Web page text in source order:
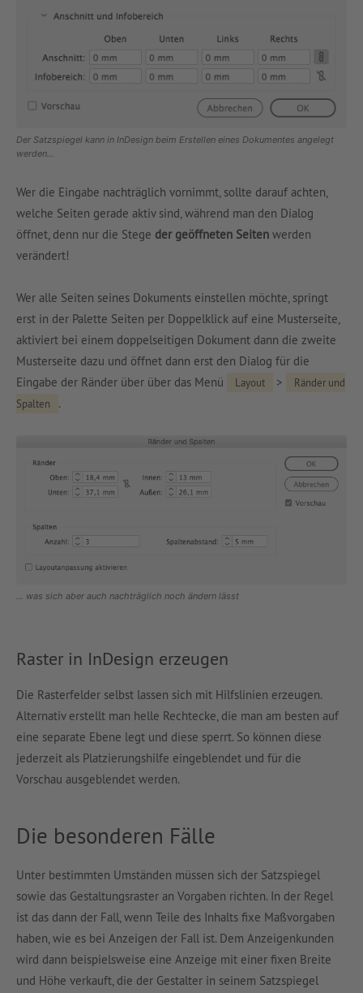
Der Satzspiegel kann in InDesign beim Erstellen eines Dokumentes angelegt
werden…
Wer die Eingabe nachträglich vornimmt, sollte darauf achten,
welche Seiten gerade aktiv sind, während man den Dialog
öffnet, denn nur die Stege der geöffneten Seiten werden
verändert!
Wer alle Seiten seines Dokuments einstellen möchte, springt
erst in der Palette Seiten per Doppelklick auf eine Musterseite,
aktiviert bei einem doppelseitigen Dokument dann die zweite
Musterseite dazu und öffnet dann erst den Dialog für die
Eingabe der Ränder über über das Menü
Layout >
Ränder und
Spalten
.
… was sich aber auch nachträglich noch ändern lässt
Raster in InDesign erzeugen
Die Rasterfelder selbst lassen sich mit Hilfslinien erzeugen.
Alternativ erstellt man helle Rechtecke, die man am besten auf
eine separate Ebene legt und diese sperrt. So können diese
jederzeit als Platzierungshilfe eingeblendet und für die
Vorschau ausgeblendet werden.
Die besonderen Fälle
Unter bestimmten Umständen müssen sich der Satzspiegel
sowie das Gestaltungsraster an Vorgaben richten. In der Regel
ist das dann der Fall, wenn Teile des Inhalts fixe Maßvorgaben
haben, wie es bei Anzeigen der Fall ist. Dem Anzeigenkunden
wird dann beispielsweise eine Anzeige mit einer fixen Breite
und Höhe verkauft, die der Gestalter in seinem Satzspiegel